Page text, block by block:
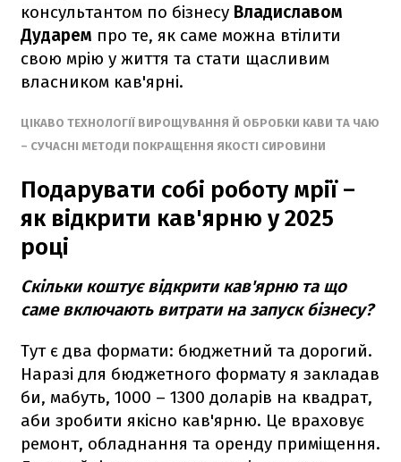
консультантом по бізнесу Владиславом
Дударем про те, як саме можна втілити
свою мрію у життя та стати щасливим
власником кав'ярні.
ЦІКАВО ТЕХНОЛОГІЇ ВИРОЩУВАННЯ Й ОБРОБКИ КАВИ ТА ЧАЮ
– СУЧАСНІ МЕТОДИ ПОКРАЩЕННЯ ЯКОСТІ СИРОВИНИ
Подарувати собі роботу мрії –
як відкрити кав'ярню у 2025
році
Скільки коштує відкрити кав'ярню та що
саме включають витрати на запуск бізнесу?
Тут є два формати: бюджетний та дорогий.
Наразі для бюджетного формату я закладав
би, мабуть, 1000 – 1300 доларів на квадрат,
аби зробити якісно кав'ярню. Це враховує
ремонт, обладнання та оренду приміщення.